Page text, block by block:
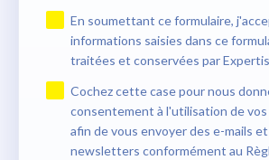
En soumettant ce formulaire,
informations saisies dans ce
traitées et conservées par
Cochez cette case pour nous
consentement à l'utilisation de
afin de vous envoyer des e-mails
newsletters conformément au